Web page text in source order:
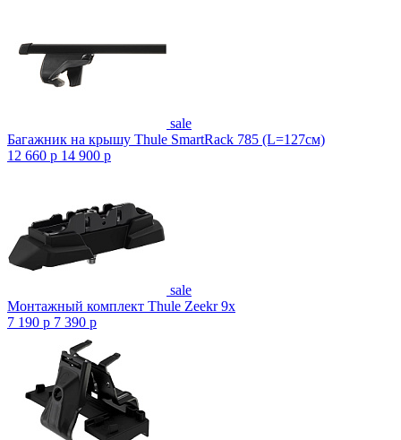
sale
Багажник на крышу Thule SmartRack 785 (L=127см)
12 660 p 14 900 p
sale
Монтажный комплект Thule Zeekr 9x
7 190 p 7 390 p